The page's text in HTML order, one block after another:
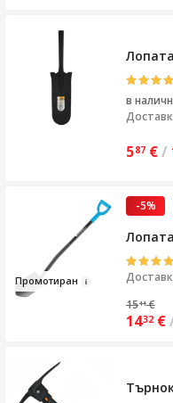
в
587 €/
Промотиран
-5%
1511 €
1432 €